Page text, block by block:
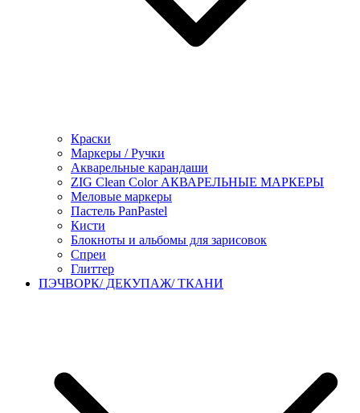
Краски
Маркеры / Ручки
Акварельные карандаши
ZIG Clean Color АКВАРЕЛЬНЫЕ МАРКЕРЫ
Меловые маркеры
Пастель PanPastel
Кисти
Блокноты и альбомы для зарисовок
Спреи
Глиттер
ПЭЧВОРК/ ДЕКУПАЖ/ ТКАНИ